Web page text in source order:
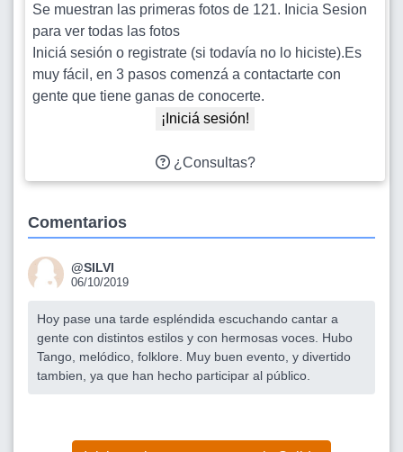
Se muestran las primeras fotos de 121. Inicia Sesion
para ver todas las fotos
Iniciá sesión o registrate (si todavía no lo hiciste).Es
muy fácil, en 3 pasos comenzá a contactarte con
gente que tiene ganas de conocerte.
¡Iniciá sesión!
¿Consultas?
Comentarios
@SILVI
06/10/2019
Hoy pase una tarde espléndida escuchando cantar a
gente con distintos estilos y con hermosas voces. Hubo
Tango, melódico, folklore. Muy buen evento, y divertido
tambien, ya que han hecho participar al público.